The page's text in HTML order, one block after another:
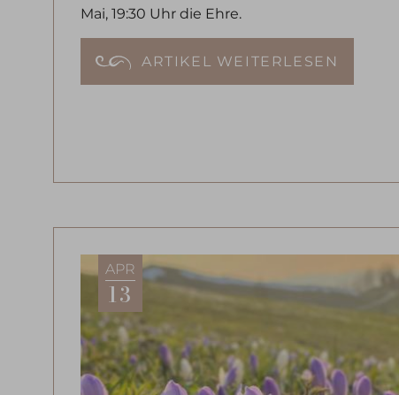
Mai, 19:30 Uhr die Ehre.
ARTIKEL WEITERLESEN
APR
13